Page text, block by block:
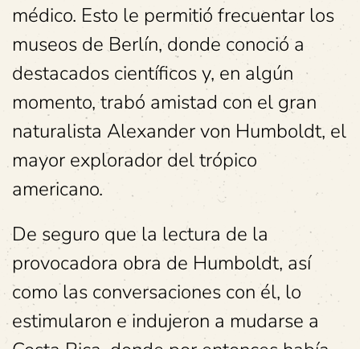
médico. Esto le permitió frecuentar los
museos de Berlín, donde conoció a
destacados científicos y, en algún
momento, trabó amistad con el gran
naturalista Alexander von Humboldt, el
mayor explorador del trópico
americano.
De seguro que la lectura de la
provocadora obra de Humboldt, así
como las conversaciones con él, lo
estimularon e indujeron a mudarse a